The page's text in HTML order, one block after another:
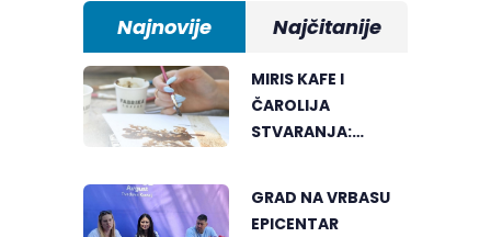
Najnovije Najčitanije
MIRIS KAFE I
ČAROLIJA
STVARANJA:
BANJALUCI
GRAD NA VRBASU
EPICENTAR